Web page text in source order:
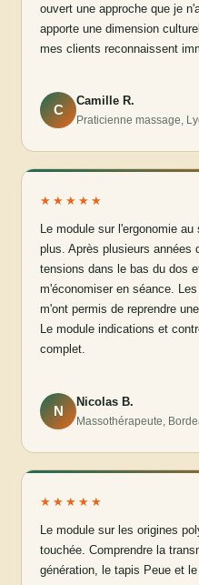
ouvert une approche que je
apporte une dimension
mes clients reconnaissent
C
Camille R.
Praticienne massage,
★★★★★
Le module sur l'ergonomie
plus. Après plusieurs années
tensions dans le bas du dos
m'économiser en séance.
m'ont permis de reprendre
Le module indications et
complet.
N
Nicolas B.
Massothérapeute,
★★★★★
Le module sur les origines
touchée. Comprendre la
génération, le tapis Peue et